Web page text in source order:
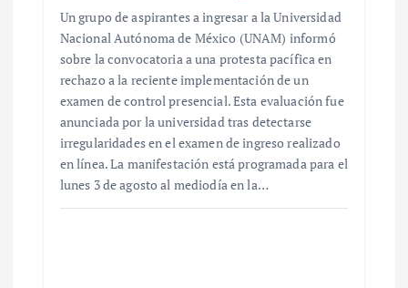
Un grupo de aspirantes a ingresar a la Universidad
Nacional Autónoma de México (UNAM) informó
sobre la convocatoria a una protesta pacífica en
rechazo a la reciente implementación de un
examen de control presencial. Esta evaluación fue
anunciada por la universidad tras detectarse
irregularidades en el examen de ingreso realizado
en línea. La manifestación está programada para el
lunes 3 de agosto al mediodía en la…